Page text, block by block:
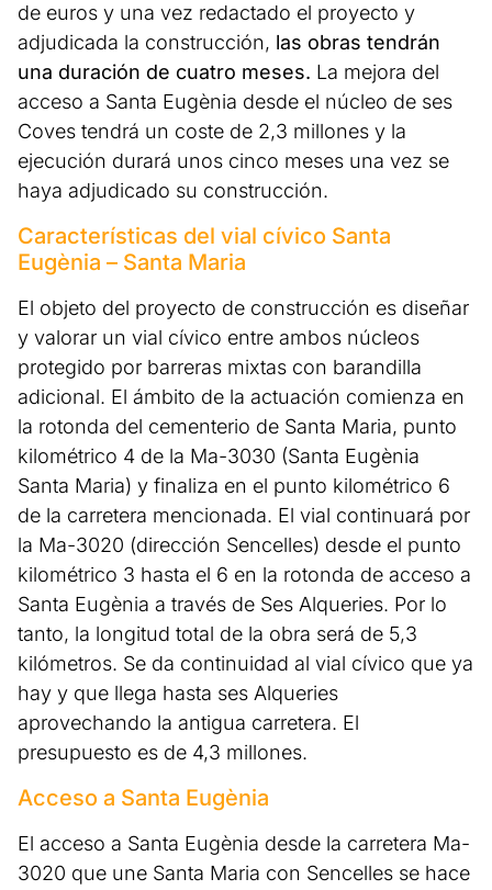
de euros y una vez redactado el proyecto y
adjudicada la construcción, las obras tendrán
una duración de cuatro meses. La mejora del
acceso a Santa Eugènia desde el núcleo de ses
Coves tendrá un coste de 2,3 millones y la
ejecución durará unos cinco meses una vez se
haya adjudicado su construcción.
Características del vial cívico Santa
Eugènia – Santa Maria
El objeto del proyecto de construcción es diseñar
y valorar un vial cívico entre ambos núcleos
protegido por barreras mixtas con barandilla
adicional. El ámbito de la actuación comienza en
la rotonda del cementerio de Santa Maria, punto
kilométrico 4 de la Ma-3030 (Santa Eugènia
Santa Maria) y finaliza en el punto kilométrico 6
de la carretera mencionada. El vial continuará por
la Ma-3020 (dirección Sencelles) desde el punto
kilométrico 3 hasta el 6 en la rotonda de acceso a
Santa Eugènia a través de Ses Alqueries. Por lo
tanto, la longitud total de la obra será de 5,3
kilómetros. Se da continuidad al vial cívico que ya
hay y que llega hasta ses Alqueries
aprovechando la antigua carretera. El
presupuesto es de 4,3 millones.
Acceso a Santa Eugènia
El acceso a Santa Eugènia desde la carretera Ma-
3020 que une Santa Maria con Sencelles se hace